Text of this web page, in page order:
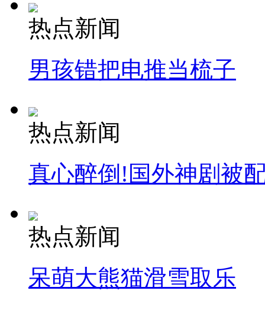
热点新闻
男孩错把电推当梳子
热点新闻
真心醉倒!国外神剧被
热点新闻
呆萌大熊猫滑雪取乐